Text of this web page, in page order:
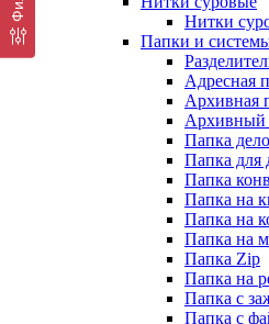
Нитки
Папки и
Адресная
Архивная
Архивный
Папка
Папка для
Папка
Папка на
Папка на
Папка на
Папка Zip
Папка на
Папка с
Папка с